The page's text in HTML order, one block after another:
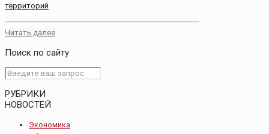
территорий
Читать далее
Поиск по сайту
РУБРИКИ
НОВОСТЕЙ
Экономика